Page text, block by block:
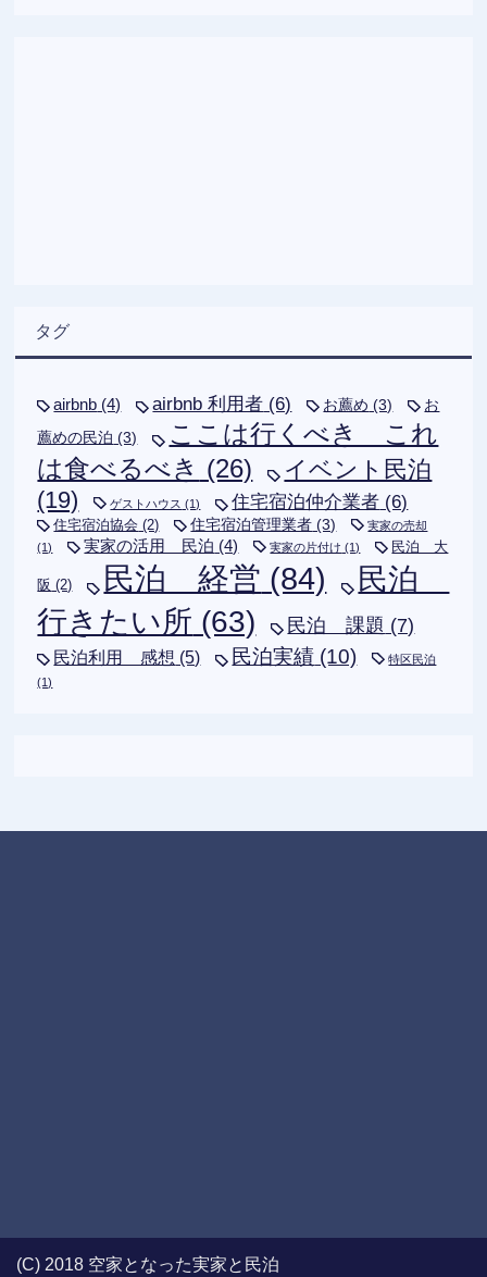
タグ
airbnb (4) airbnb 利用者 (6) お薦め (3)
お
薦めの民泊 (3)
ここは行くべき これ
は食べるべき (26)
イベント民泊
(19)
ゲストハウス (1) 住宅宿泊仲介業者 (6)
住宅宿泊協会 (2) 住宅宿泊管理業者 (3)
実家の売却
(1)
実家の活用 民泊 (4) 実家の片付け (1) 民泊 大
阪 (2) 民泊 経営 (84)
民泊
行きたい所 (63) 民泊 課題 (7)
民泊利用 感想 (5) 民泊実績 (10)
特区民泊
(1)
(C) 2018 空家となった実家と民泊